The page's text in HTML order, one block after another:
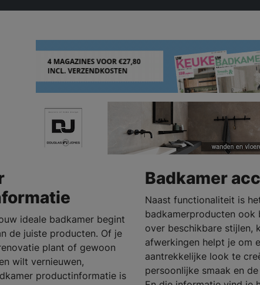
ideale badkamer begint
de juiste producten. Of je
plant of gewoon
wilt vernieuwen,
productinformatie is
Badkamer
Naast functionaliteit is
badkamerproducten ook
over beschikbare stijlen,
afwerkingen helpt je om
aantrekkelijke look te
persoonlijke smaak en